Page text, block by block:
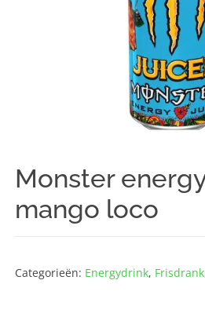
Monster
mango loco
Categorieën: Energydrink,